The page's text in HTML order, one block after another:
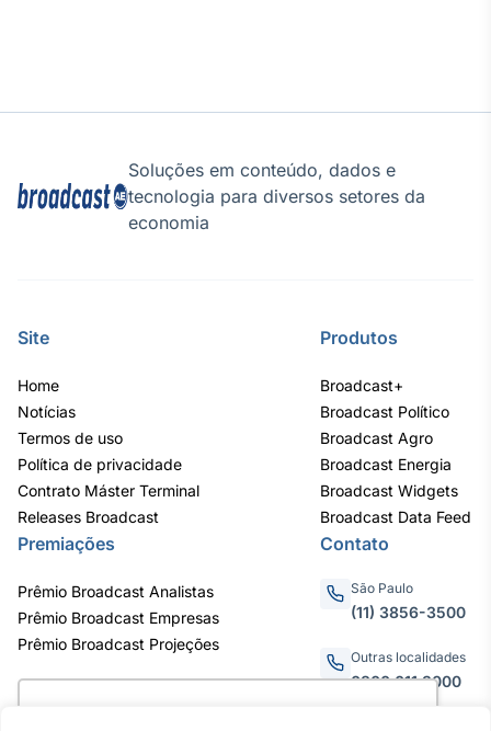
Soluções em conteúdo, dados e
tecnologia para diversos setores da
economia
Site
Home
Notícias
Termos de uso
Política de privacidade
Contrato Máster Terminal
Releases Broadcast
Produtos
Broadcast+
Broadcast Político
Broadcast Agro
Broadcast Energia
Broadcast Widgets
Broadcast Data Feed
Premiações
Prêmio Broadcast Analistas
Prêmio Broadcast Empresas
Prêmio Broadcast Projeções
Contato
São Paulo
(11) 3856-3500
Outras localidades
0800.011.3000